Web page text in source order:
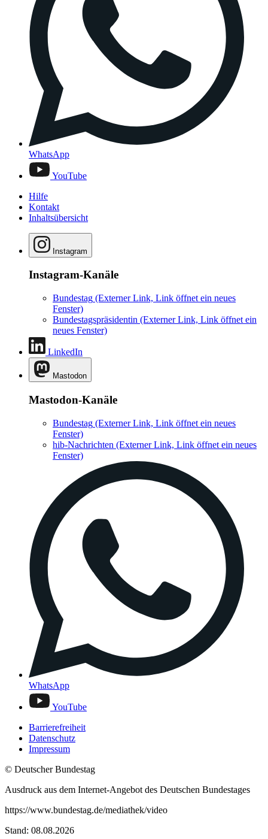
WhatsApp
YouTube
Hilfe
Kontakt
Inhaltsübersicht
Instagram
Instagram-Kanäle
Bundestag (Externer Link, Link öffnet ein neues
Fenster)
Bundestagspräsidentin (Externer Link, Link öffnet ein
neues Fenster)
LinkedIn
Mastodon
Mastodon-Kanäle
Bundestag (Externer Link, Link öffnet ein neues
Fenster)
hib-Nachrichten (Externer Link, Link öffnet ein neues
Fenster)
WhatsApp
YouTube
Barrierefreiheit
Datenschutz
Impressum
© Deutscher Bundestag
Ausdruck aus dem Internet-Angebot des Deutschen Bundestages
https://www.bundestag.de/mediathek/video
Stand: 08.08.2026